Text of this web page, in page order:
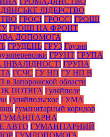
ЛІДЕРСТВО
ГРОСІ ГРОССІ ГРОШІ
ГРОШІ НА ФРОНТ
ДОПОМОГА
ГРУДЕНЬ ГРУЗ Грузия
ГРУНТ ГРУПА
ІНВАЛІДНОСТІ ГРУПА
ГСЧС ГУ НП ГУ НП В
Запорожской области
ПОТЯГА Гуляйполе
Гуляйпольское ГУМА
гуманитарный коридор
АВТО ГУМАНІТАРНИЙ
ГУМДОПОМОГА